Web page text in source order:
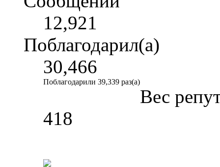
12,921
Поблагодарил(а)
30,466
Поблагодарили 39,339 раз(а)
Вес
418